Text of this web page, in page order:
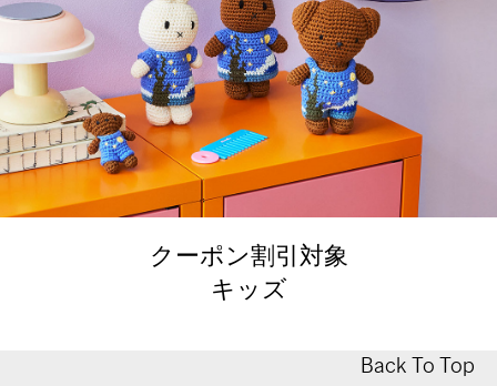
クーポン割引対象
キッズ
Back To Top